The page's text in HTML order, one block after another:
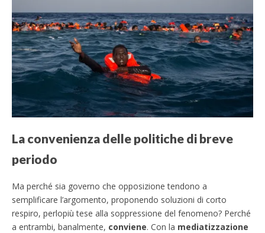
La convenienza delle politiche di breve
periodo
Ma perché sia governo che opposizione tendono a
semplificare l’argomento, proponendo soluzioni di corto
respiro, perlopiù tese alla soppressione del fenomeno? Perché
a entrambi, banalmente, conviene. Con la mediatizzazione